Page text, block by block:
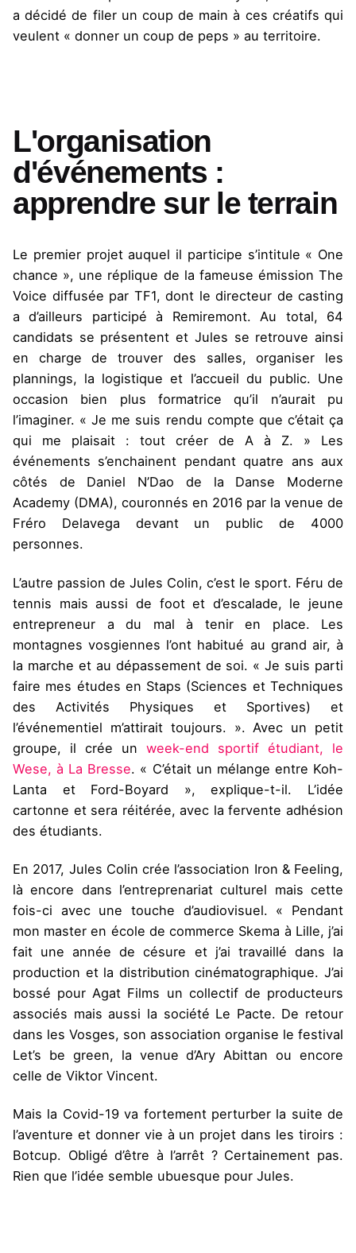
a décidé de filer un coup de main à ces créatifs qui
veulent « donner un coup de peps » au territoire.
L'organisation
d'événements :
apprendre sur le terrain
Le premier projet auquel il participe s’intitule « One
chance », une réplique de la fameuse émission The
Voice diffusée par TF1, dont le directeur de casting
a d’ailleurs participé à Remiremont. Au total, 64
candidats se présentent et Jules se retrouve ainsi
en charge de trouver des salles, organiser les
plannings, la logistique et l’accueil du public. Une
occasion bien plus formatrice qu’il n’aurait pu
l’imaginer. « Je me suis rendu compte que c’était ça
qui me plaisait : tout créer de A à Z. » Les
événements s’enchainent pendant quatre ans aux
côtés de Daniel N’Dao de la Danse Moderne
Academy (DMA), couronnés en 2016 par la venue de
Fréro Delavega devant un public de 4000
personnes.
L’autre passion de Jules Colin, c’est le sport. Féru de
tennis mais aussi de foot et d’escalade, le jeune
entrepreneur a du mal à tenir en place. Les
montagnes vosgiennes l’ont habitué au grand air, à
la marche et au dépassement de soi. « Je suis parti
faire mes études en Staps (Sciences et Techniques
des Activités Physiques et Sportives) et
l’événementiel m’attirait toujours. ». Avec un petit
groupe, il crée un week-end sportif étudiant, le
Wese, à La Bresse. « C’était un mélange entre Koh-
Lanta et Ford-Boyard », explique-t-il. L’idée
cartonne et sera réitérée, avec la fervente adhésion
des étudiants.
En 2017, Jules Colin crée l’association Iron & Feeling,
là encore dans l’entreprenariat culturel mais cette
fois-ci avec une touche d’audiovisuel. « Pendant
mon master en école de commerce Skema à Lille, j’ai
fait une année de césure et j’ai travaillé dans la
production et la distribution cinématographique. J’ai
bossé pour Agat Films un collectif de producteurs
associés mais aussi la société Le Pacte. De retour
dans les Vosges, son association organise le festival
Let’s be green, la venue d’Ary Abittan ou encore
celle de Viktor Vincent.
Mais la Covid-19 va fortement perturber la suite de
l’aventure et donner vie à un projet dans les tiroirs :
Botcup. Obligé d’être à l’arrêt ? Certainement pas.
Rien que l’idée semble ubuesque pour Jules.